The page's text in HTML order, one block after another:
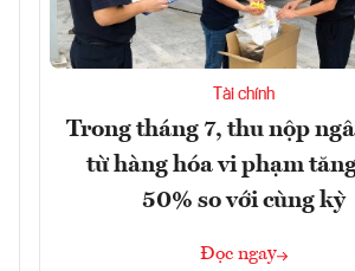
Tài chính
Trong tháng 7, thu nộp
từ hàng hóa vi phạm
50% so với cùng kỳ
Đọc ngay